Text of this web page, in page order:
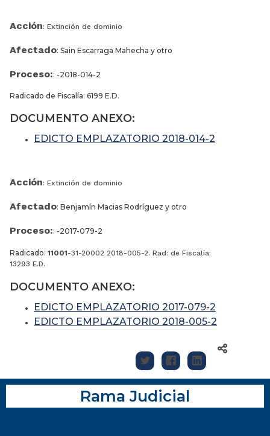
Acción: Extinción de dominio
Afectado: Sain Escarraga Mahecha y otro
Proceso:: -2018-014-2
Radicado de Fiscalía: 6199 E.D.
DOCUMENTO ANEXO:
EDICTO EMPLAZATORIO 2018-014-2
Acción: Extinción de dominio
Afectado: Benjamín Macias Rodríguez y otro
Proceso:: -2017-079-2
Radicado: 11001-31-20002 2018-005-2. Rad: de Fiscalía:
13293 E.D.
DOCUMENTO ANEXO:
EDICTO EMPLAZATORIO 2017-079-2
EDICTO EMPLAZATORIO 2018-005-2
Rama Judicial